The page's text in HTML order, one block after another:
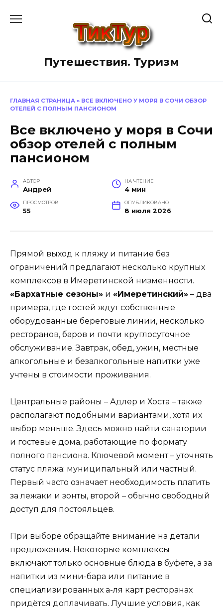
Путешествия. Туризм
ГЛАВНАЯ СТРАНИЦА » ВСЕ ВКЛЮЧЕНО У МОРЯ В СОЧИ ОБЗОР
ОТЕЛЕЙ С ПОЛНЫМ ПАНСИОНОМ
Все включено у моря в Сочи
обзор отелей с полным
пансионом
АВТОР
Андрей
НА ЧТЕНИЕ
4 мин
ПРОСМОТРОВ
55
ОПУБЛИКОВАНО
8 июля 2026
Прямой выход к пляжу и питание без
ограничений предлагают несколько крупных
комплексов в Имеретинской низменности.
«Бархатные сезоны» и «Имеретинский» – два
примера, где гостей ждут собственные
оборудованные береговые линии, несколько
ресторанов, баров и почти круглосуточное
обслуживание. Завтрак, обед, ужин, местные
алкогольные и безалкогольные напитки уже
учтены в стоимости проживания.
Центральные районы – Адлер и Хоста – также
располагают подобными вариантами, хотя их
выбор меньше. Здесь можно найти санатории
и гостевые дома, работающие по формату
полного пансиона. Ключевой момент – уточнять
статус пляжа: муниципальный или частный.
Первый часто означает необходимость платить
за лежаки и зонты, второй – обычно свободный
доступ для постояльцев.
При выборе обращайте внимание на детали
предложения. Некоторые комплексы
включают только основные блюда в буфете, а за
напитки из мини-бара или питание в
специализированных а-ля карт ресторанах
придётся доплачивать. Лучшие условия, как